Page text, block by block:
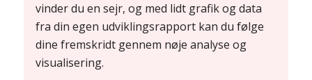
vinder du en sejr, og med lidt grafik og data
fra din egen udviklingsrapport kan du følge
dine fremskridt gennem nøje analyse og
visualisering.